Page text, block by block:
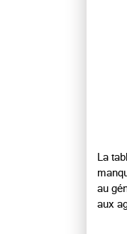
La
au
aux